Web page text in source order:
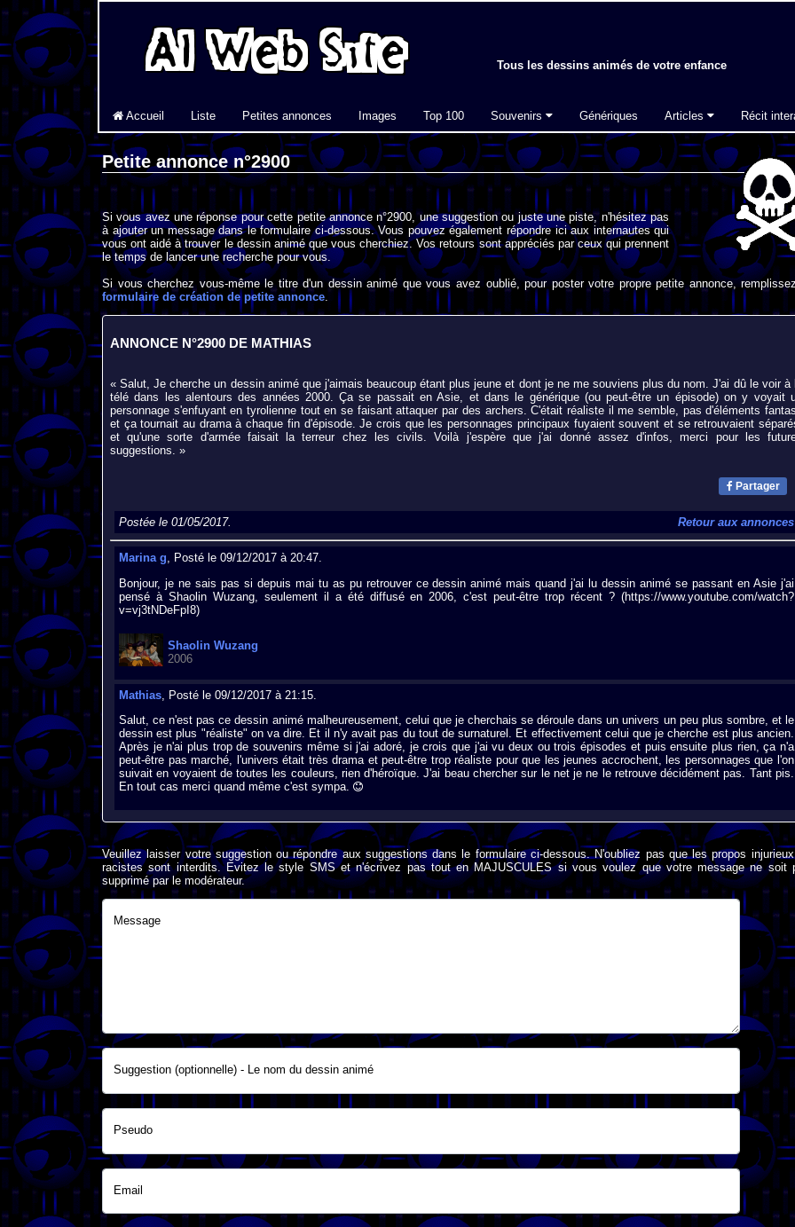
Tous les dessins animés de votre enfance
Accueil Liste Petites annonces Images Top 100 Souvenirs Génériques Articles Récit
Petite annonce n°2900
Si vous avez une réponse pour cette petite annonce n°2900, une suggestion ou juste une piste, n'hésitez pas
à ajouter un message dans le formulaire ci-dessous. Vous pouvez également répondre ici aux internautes qui
vous ont aidé à trouver le dessin animé que vous cherchiez. Vos retours sont appréciés par ceux qui prennent
le temps de lancer une recherche pour vous.
Si vous cherchez vous-même le titre d'un dessin animé que vous avez oublié, pour poster votre propre petite annonce,
formulaire de création de petite annonce.
ANNONCE N°2900 DE MATHIAS
« Salut, Je cherche un dessin animé que j'aimais beaucoup étant plus jeune et dont je ne me souviens plus du nom. J'ai dû le voir à
télé dans les alentours des années 2000. Ça se passait en Asie, et dans le générique (ou peut-être un épisode) on y voyait
personnage s'enfuyant en tyrolienne tout en se faisant attaquer par des archers. C'était réaliste il me semble, pas d'éléments
et ça tournait au drama à chaque fin d'épisode. Je crois que les personnages principaux fuyaient souvent et se retrouvaient
et qu'une sorte d'armée faisait la terreur chez les civils. Voilà j'espère que j'ai donné assez d'infos, merci pour les
suggestions. »
Partager
Postée le 01/05/2017. Retour aux annonces
Marina g, Posté le 09/12/2017 à 20:47.
Bonjour, je ne sais pas si depuis mai tu as pu retrouver ce dessin animé mais quand j'ai lu dessin animé se passant en Asie j'ai
pensé à Shaolin Wuzang, seulement il a été diffusé en 2006, c'est peut-être trop récent ? (https://www.youtube.com/watch?
v=vj3tNDeFpI8)
Shaolin Wuzang
2006
Mathias, Posté le 09/12/2017 à 21:15.
Salut, ce n'est pas ce dessin animé malheureusement, celui que je cherchais se déroule dans un univers un peu plus sombre, et le
dessin est plus "réaliste" on va dire. Et il n'y avait pas du tout de surnaturel. Et effectivement celui que je cherche est plus ancien.
Après je n'ai plus trop de souvenirs même si j'ai adoré, je crois que j'ai vu deux ou trois épisodes et puis ensuite plus rien, ça n'a
peut-être pas marché, l'univers était très drama et peut-être trop réaliste pour que les jeunes accrochent, les personnages que l'on
suivait en voyaient de toutes les couleurs, rien d'héroïque. J'ai beau chercher sur le net je ne le retrouve décidément pas. Tant pis.
En tout cas merci quand même c'est sympa.
Veuillez laisser votre suggestion ou répondre aux suggestions dans le formulaire ci-dessous. N'oubliez pas que les propos
racistes sont interdits. Evitez le style SMS et n'écrivez pas tout en MAJUSCULES si vous voulez que votre message ne soit
supprimé par le modérateur.
Message
Suggestion (optionnelle) - Le nom du dessin animé
Pseudo
Email